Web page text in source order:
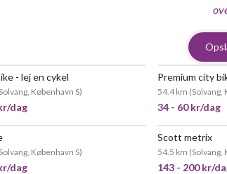
MEGET POPULÆR
- lej en cykel
Solvang, København S)
dag
Premium city
54.4 km (Solvang,
34 - 60 kr/dag
Solvang, København S)
dag
Scott metrix
54.5 km (Solvang,
143 - 200 kr/